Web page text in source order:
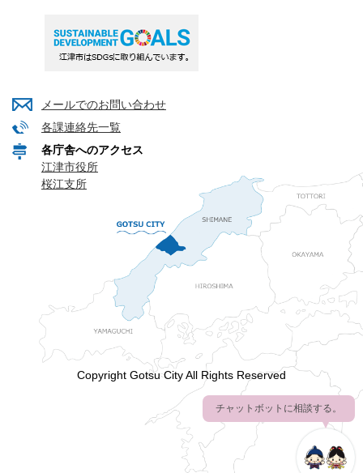
メールでのお問い合わせ
各課連絡先一覧
各庁舎へのアクセス
江津市役所
桜江支所
Copyright Gotsu City All Rights Reserved
チャットボットに相談する。